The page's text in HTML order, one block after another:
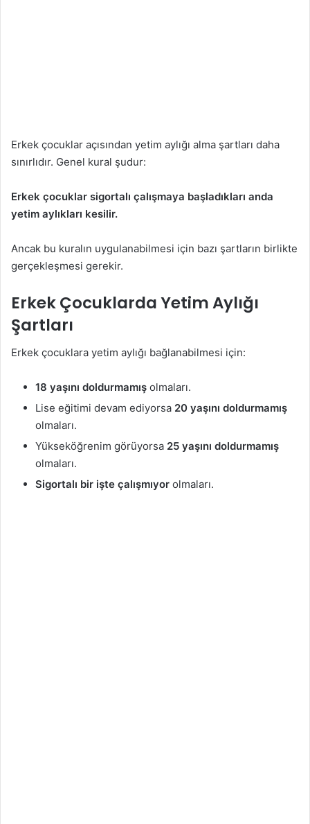
Erkek çocuklar açısından yetim aylığı alma şartları daha
sınırlıdır. Genel kural şudur:
Erkek çocuklar sigortalı çalışmaya başladıkları anda
yetim aylıkları kesilir.
Ancak bu kuralın uygulanabilmesi için bazı şartların birlikte
gerçekleşmesi gerekir.
Erkek Çocuklarda Yetim Aylığı
Şartları
Erkek çocuklara yetim aylığı bağlanabilmesi için:
18 yaşını doldurmamış olmaları.
Lise eğitimi devam ediyorsa 20 yaşını doldurmamış
olmaları.
Yükseköğrenim görüyorsa 25 yaşını doldurmamış
olmaları.
Sigortalı bir işte çalışmıyor olmaları.